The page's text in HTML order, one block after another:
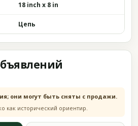
18 inch x 8 in
Цепь
они могут быть сняты с продажи.
как исторический ориентир.